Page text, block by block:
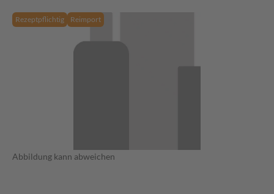
Rezeptpflichtig Reimport
Abbildung kann abweichen